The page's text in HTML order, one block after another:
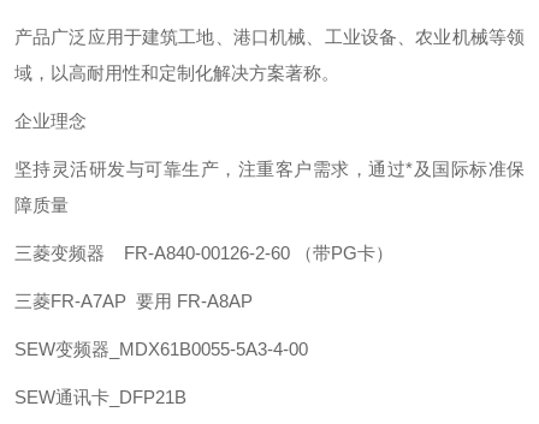
产品广泛应用于建筑工地、港口机械、工业设备、农业机械等领
域，以高耐用性和定制化解决方案著称。 ‌
企业理念
坚持灵活研发与可靠生产，注重客户需求，通过*及国际标准保
障质量
三菱变频器 FR-A840-00126-2-60 （带PG卡）
三菱FR-A7AP 要用 FR-A8AP
SEW变频器_MDX61B0055-5A3-4-00
SEW通讯卡_DFP21B